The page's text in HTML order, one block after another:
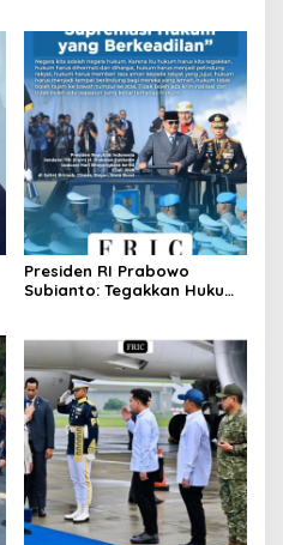
Presiden RI Prabowo
Subianto: Tegakkan Hukum
Mewujudkan Keadilan bagi
Seluruh Bangsa